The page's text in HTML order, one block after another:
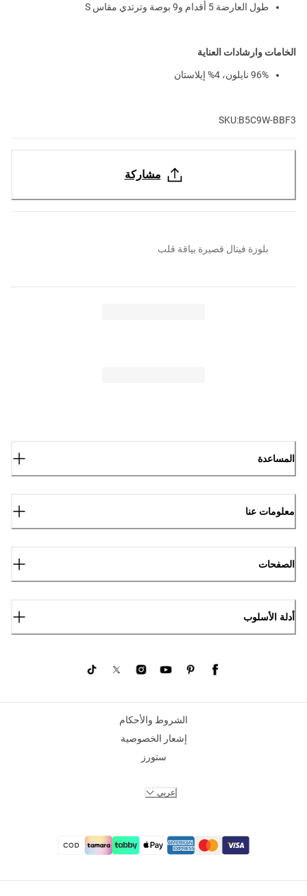
طول العارضة 5 أقدام و9 بوصة وترتدي مقاس S
الخامات وارشادات العناية
96% نايلون، 4% إيلاستان
SKU:B5C9W-BBF3
مشاركة
بلوزة فيتال قصيرة بياقة قلب
المساعدة
معلومات عنا
الصفحات
أدلة الأسلوب
الشروط والأحكام
إشعار الخصوصية
ستورز
عربي